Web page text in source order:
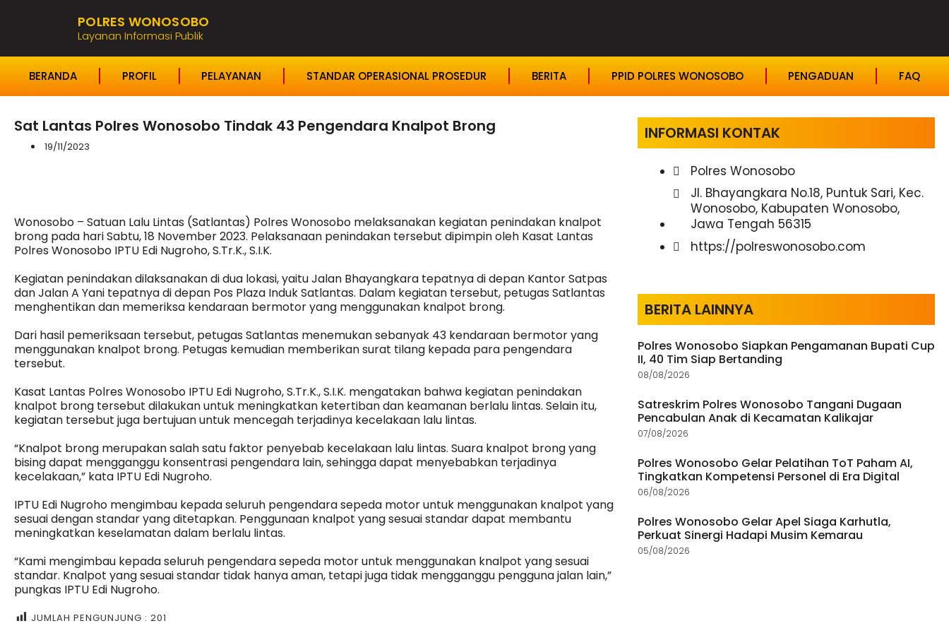
POLRES WONOSOBO
Layanan Informasi Publik
BERANDA PROFIL PELAYANAN STANDAR OPERASIONAL PROSEDUR BERITA PPID POLRES WONOSOBO PENGADUAN FAQ
Sat Lantas Polres Wonosobo Tindak 43 Pengendara Knalpot Brong
19/11/2023
Wonosobo – Satuan Lalu Lintas (Satlantas) Polres Wonosobo melaksanakan kegiatan penindakan knalpot
brong pada hari Sabtu, 18 November 2023. Pelaksanaan penindakan tersebut dipimpin oleh Kasat Lantas
Polres Wonosobo IPTU Edi Nugroho, S.Tr.K., S.I.K.
Kegiatan penindakan dilaksanakan di dua lokasi, yaitu Jalan Bhayangkara tepatnya di depan Kantor Satpas
dan Jalan A Yani tepatnya di depan Pos Plaza Induk Satlantas. Dalam kegiatan tersebut, petugas Satlantas
menghentikan dan memeriksa kendaraan bermotor yang menggunakan knalpot brong.
Dari hasil pemeriksaan tersebut, petugas Satlantas menemukan sebanyak 43 kendaraan bermotor yang
menggunakan knalpot brong. Petugas kemudian memberikan surat tilang kepada para pengendara
tersebut.
Kasat Lantas Polres Wonosobo IPTU Edi Nugroho, S.Tr.K., S.I.K. mengatakan bahwa kegiatan penindakan
knalpot brong tersebut dilakukan untuk meningkatkan ketertiban dan keamanan berlalu lintas. Selain itu,
kegiatan tersebut juga bertujuan untuk mencegah terjadinya kecelakaan lalu lintas.
“Knalpot brong merupakan salah satu faktor penyebab kecelakaan lalu lintas. Suara knalpot brong yang
bising dapat mengganggu konsentrasi pengendara lain, sehingga dapat menyebabkan terjadinya
kecelakaan,” kata IPTU Edi Nugroho.
IPTU Edi Nugroho mengimbau kepada seluruh pengendara sepeda motor untuk menggunakan knalpot yang
sesuai dengan standar yang ditetapkan. Penggunaan knalpot yang sesuai standar dapat membantu
meningkatkan keselamatan dalam berlalu lintas.
“Kami mengimbau kepada seluruh pengendara sepeda motor untuk menggunakan knalpot yang sesuai
standar. Knalpot yang sesuai standar tidak hanya aman, tetapi juga tidak mengganggu pengguna jalan lain,”
pungkas IPTU Edi Nugroho.
JUMLAH PENGUNJUNG : 201
INFORMASI KONTAK
Polres Wonosobo
Jl. Bhayangkara No.18, Puntuk Sari, Kec.
Wonosobo, Kabupaten Wonosobo,
Jawa Tengah 56315
https://polreswonosobo.com
BERITA LAINNYA
Polres Wonosobo Siapkan Pengamanan Bupati Cup
II, 40 Tim Siap Bertanding
08/08/2026
Satreskrim Polres Wonosobo Tangani Dugaan
Pencabulan Anak di Kecamatan Kalikajar
07/08/2026
Polres Wonosobo Gelar Pelatihan ToT Paham AI,
Tingkatkan Kompetensi Personel di Era Digital
06/08/2026
Polres Wonosobo Gelar Apel Siaga Karhutla,
Perkuat Sinergi Hadapi Musim Kemarau
05/08/2026